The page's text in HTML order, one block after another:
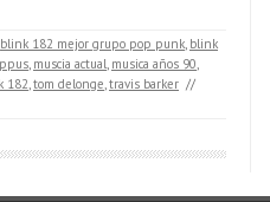
blink 182 mejor grupo pop punk, blink
, muscia actual, musica años 90,
182,tom delonge,travis barker //